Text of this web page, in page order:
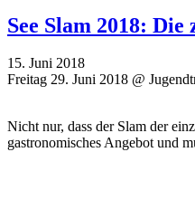
See Slam 2018:
15. Juni 2018
Freitag 29. Juni 2018 @
Nicht nur, dass der Slam der
gastronomisches Angebot und